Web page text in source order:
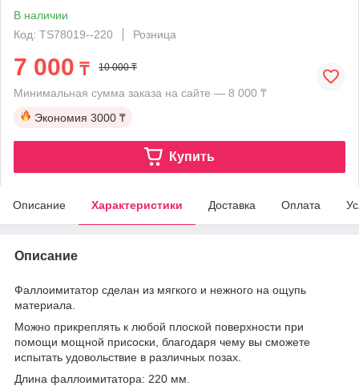
В наличии
Код: TS78019--220
Розница
7 000 ₸ 10 000 ₸
Минимальная сумма заказа на сайте — 8 000 ₸
Экономия 3000 ₸
Купить
Описание Характеристики Доставка Оплата
Описание
Фаллоимитатор сделан из мягкого и нежного на ощупь
материала.
Можно прикреплять к любой плоской поверхности при
помощи мощной присоски, благодаря чему вы сможете
испытать удовольствие в различных позах.
Длина фаллоимитатора: 220 мм.